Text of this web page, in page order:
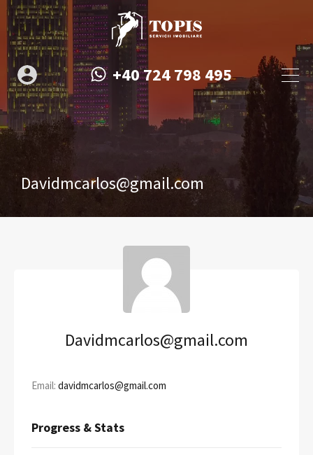
+40 724 798 495
Davidmcarlos@gmail.com
Davidmcarlos@gmail.com
Email: davidmcarlos@gmail.com
Progress & Stats